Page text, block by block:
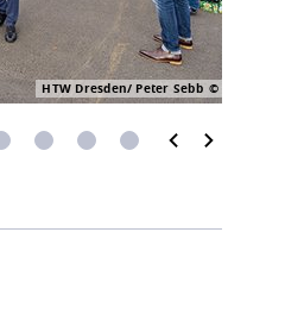
HTW Dresden/ Peter Sebb